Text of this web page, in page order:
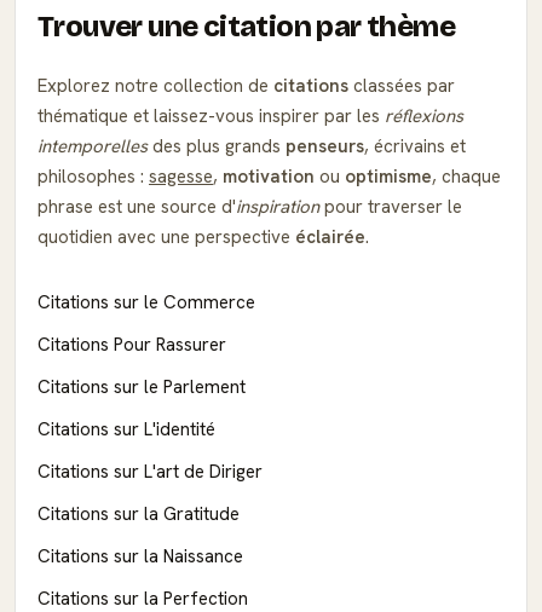
Trouver une citation par thème
Explorez notre collection de citations classées par
thématique et laissez-vous inspirer par les réflexions
intemporellesdes plus grands penseurs, écrivains et
philosophes : sagesse, motivation ou optimisme, chaque
phrase est une source d'inspirationpour traverser le
quotidien avec une perspective éclairée.
Citations sur le Commerce
Citations Pour Rassurer
Citations sur le Parlement
Citations sur L'identité
Citations sur L'art de Diriger
Citations sur la Gratitude
Citations sur la Naissance
Citations sur la Perfection